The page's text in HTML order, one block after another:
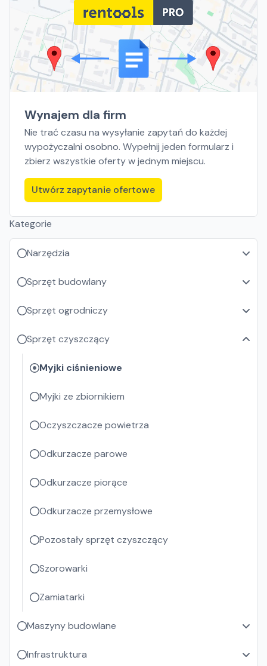
Wynajem dla firm
Nie trać czasu na wysyłanie zapytań do każdej
wypożyczalni osobno. Wypełnij jeden formularz i
zbierz wszystkie oferty w jednym miejscu.
Utwórz zapytanie ofertowe
Kategorie
Narzędzia
Sprzęt budowlany
Sprzęt ogrodniczy
Sprzęt czyszczący
Myjki ciśnieniowe
Myjki ze zbiornikiem
Oczyszczacze powietrza
Odkurzacze parowe
Odkurzacze piorące
Odkurzacze przemysłowe
Pozostały sprzęt czyszczący
Szorowarki
Zamiatarki
Maszyny budowlane
Infrastruktura